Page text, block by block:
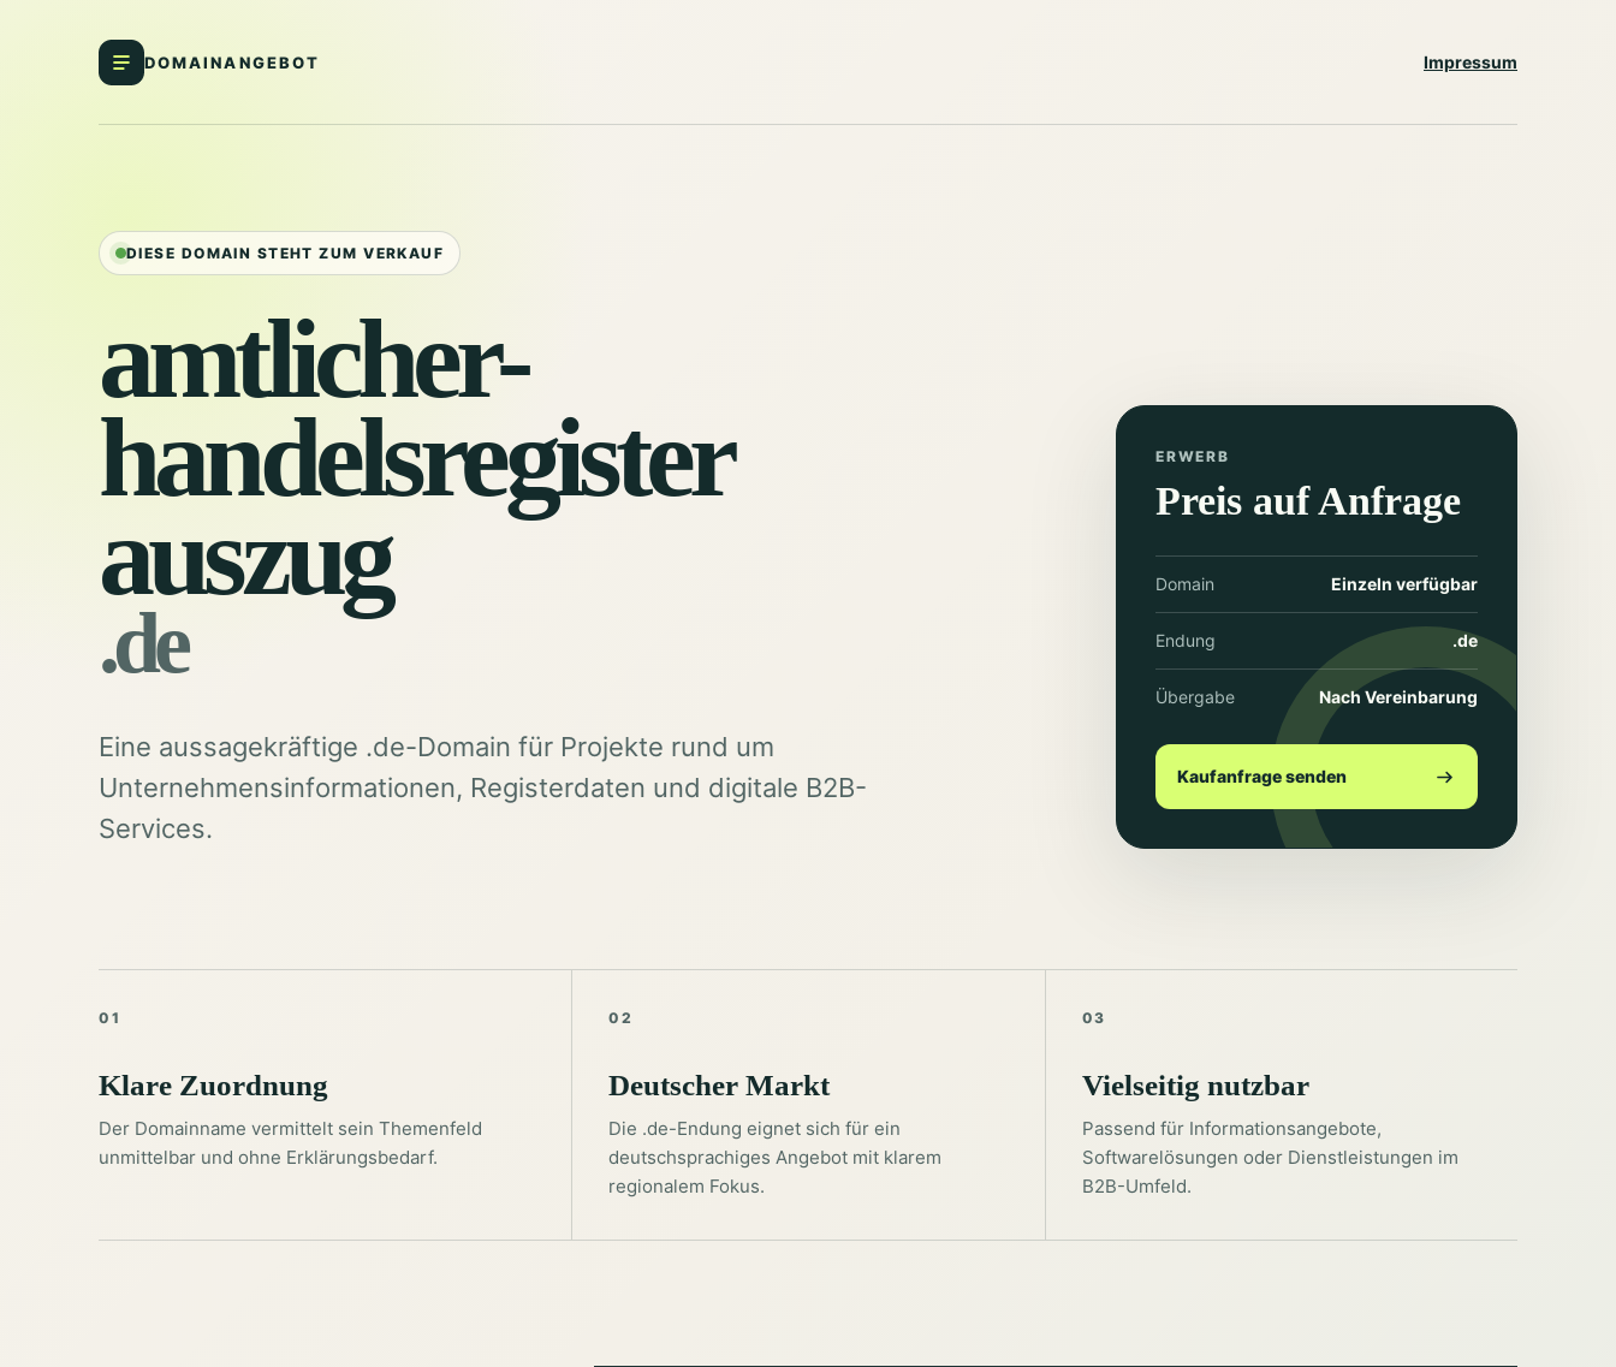
DOMAINANGEBOT Impressum
DIESE DOMAIN STEHT ZUM VERKAUF
amtlicher-
handelsregister
auszug
.de
Eine aussagekräftige .de-Domain für Projekte rund um
Unternehmensinformationen, Registerdaten und digitale B2B-
Services.
ERWERB
Preis auf Anfrage
Domain Einzeln verfügbar
Endung .de
Übergabe Nach Vereinbarung
Kaufanfrage senden
01
Klare Zuordnung
Der Domainname vermittelt sein Themenfeld
unmittelbar und ohne Erklärungsbedarf.
02
Deutscher Markt
Die .de-Endung eignet sich für ein
deutschsprachiges Angebot mit klarem
regionalem Fokus.
03
Vielseitig nutzbar
Passend für Informationsangebote,
Softwarelösungen oder Dienstleistungen im
B2B-Umfeld.